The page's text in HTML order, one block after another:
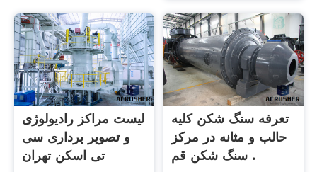
لیست مراکز رادیولوژی
و تصویر برداری سی
تی اسکن تهران
تعرفه سنگ شکن کلیه
حالب و مثانه در مرکز
سنگ شکن قم .